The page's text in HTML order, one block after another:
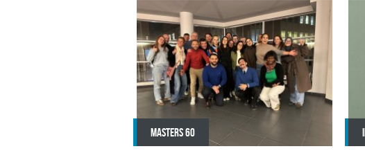
MASTERS 60